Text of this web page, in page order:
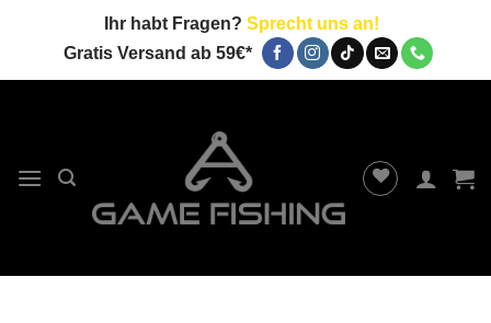
Ihr habt Fragen? Sprecht uns an!
Gratis Versand ab 59€*